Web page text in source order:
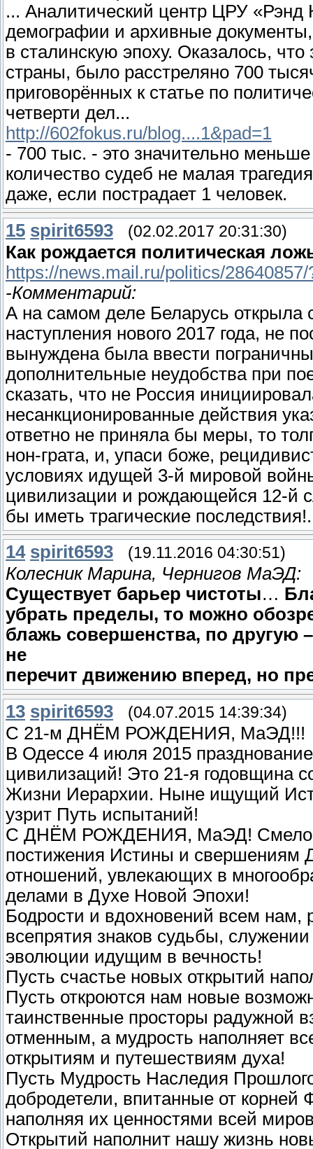
... Аналитический центр ЦРУ
демографии и архивные
в сталинскую эпоху. Оказалось,
страны, было расстреляно 700
приговорённых к статье по
четверти дел...
http://602fokus.ru/blog....1&pad=1
- 700 тыс. - это значительно
количество судеб не малая
даже, если пострадает 1 человек.
15 spirit6593 (02.02.2017 20:31:30)
Как рождается политическая
https://news.mail.ru/politics/
-Комментарий:
А на самом деле Беларусь
наступления нового 2017 года, не
вынуждена была ввести
дополнительные неудобства при
сказать, что не Россия
несанкционированные действия
ответно не приняла бы меры, то
нон-грата, и, упаси боже,
условиях идущей 3-й мировой
цивилизации и рождающейся 12-й
бы иметь трагические
14 spirit6593 (19.11.2016 04:30:51)
Колесник Марина, Чернигов МаЭД:
Существует барьер чистоты…
убрать пределы, то можно
блажь совершенства, по другую
не
перечит движению вперед, но
13 spirit6593 (04.07.2015 14:39:34)
С 21-м ДНЁМ РОЖДЕНИЯ, МаЭД!!!
В Одессе 4 июля 2015
цивилизаций! Это 21-я годовщина
Жизни Иерархии. Ныне ищущий
узрит Путь испытаний!
С ДНЁМ РОЖДЕНИЯ, МаЭД! Смело
постижения Истины и свершениям
отношений, увлекающих в
делами в Духе Новой Эпохи!
Бодрости и вдохновений всем нам,
всепрятия знаков судьбы,
эволюции идущим в вечность!
Пусть счастье новых открытий
Пусть откроются нам новые
таинственные просторы радужной
отменным, а мудрость наполняет
открытиям и путешествиям духа!
Пусть Мудрость Наследия
добродетели, впитанные от корней
наполняя их ценностями всей
Открытий наполнит нашу жизнь